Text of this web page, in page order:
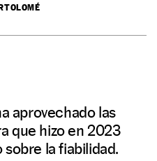
aprovechado las
que hizo en 2023
la fiabilidad.